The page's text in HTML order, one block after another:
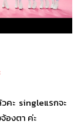
คะ singleแรกจะ
องตา ค่ะ